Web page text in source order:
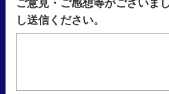
ご意見・ご感想等がございま
し送信ください。